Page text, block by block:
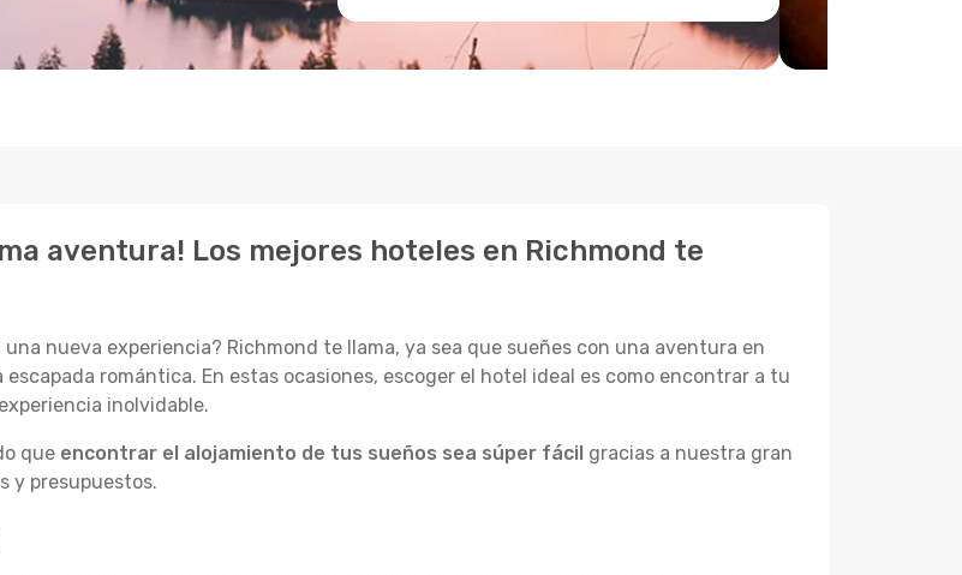
aventura! Los mejores hoteles en Richmond te
nueva experiencia? Richmond te llama, ya sea que sueñes con una aventura en
romántica. En estas ocasiones, escoger el hotel ideal es como encontrar a tu
inolvidable.
que encontrar el alojamiento de tus sueños sea súper fácil gracias a nuestra gran
y presupuestos.